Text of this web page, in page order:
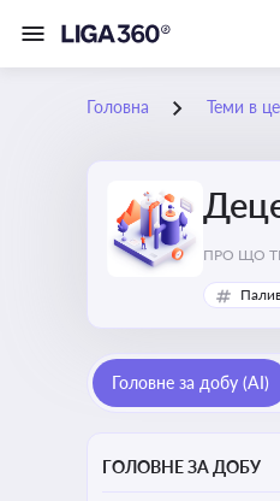
Головна Теми в
ПРО ЩО
Головне за добу (AI)
ГОЛОВНЕ ЗА ДОБУ